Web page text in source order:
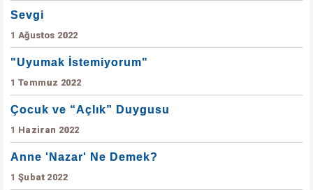
Sevgi
1 Ağustos 2022
"Uyumak İstemiyorum"
1 Temmuz 2022
Çocuk ve “Açlık” Duygusu
1 Haziran 2022
Anne 'Nazar' Ne Demek?
1 Şubat 2022